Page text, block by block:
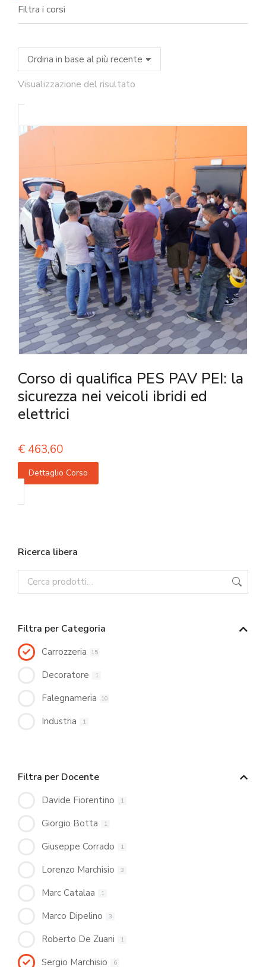
Filtra i corsi
Visualizzazione del risultato
Corso di qualifica PES PAV PEI: la
sicurezza nei veicoli ibridi ed
elettrici
€ 463,60
Dettaglio Corso
Ricerca libera
Filtra per Categoria
Carrozzeria 15
Decoratore 1
Falegnameria 10
Industria 1
Filtra per Docente
Davide Fiorentino 1
Giorgio Botta 1
Giuseppe Corrado 1
Lorenzo Marchisio 3
Marc Catalaa 1
Marco Dipelino 3
Roberto De Zuani 1
Sergio Marchisio 6